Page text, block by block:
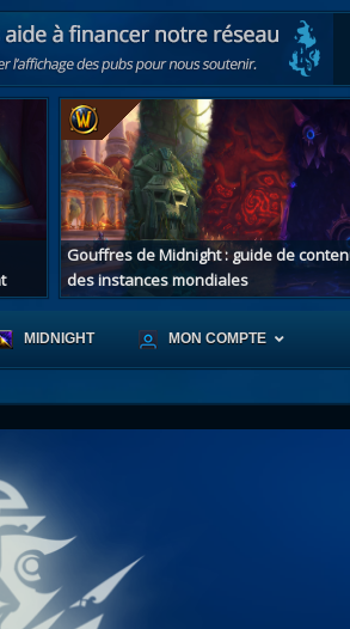
Gouffres de Midnight : guide de
des instances mondiales
le vol
MIDNIGHT MON COMPTE